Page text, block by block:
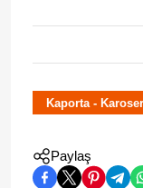
Kaporta - Karoser
Paylaş